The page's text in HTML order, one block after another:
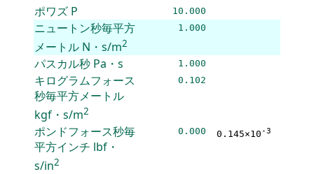
ポワズ P 10.000
ニュートン秒毎平方
メートル N・s/m2
1.000
パスカル秒 Pa・s 1.000
キログラムフォース
秒毎平方メートル
kgf・s/m2
0.102
ポンドフォース秒毎
平方インチ lbf・
s/in2
0.000 0.145×10-3